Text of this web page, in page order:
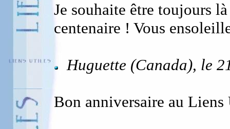
Je souhaite être toujours
centenaire ! Vous
Huguette (Canada), le
Bon anniversaire au